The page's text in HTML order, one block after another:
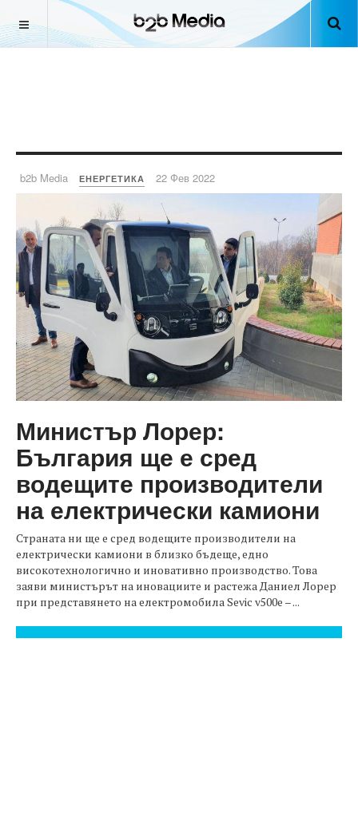
b2b Media ЕНЕРГЕТИКА 22 Фев 2022
Министър Лорер:
България ще е сред
водещите производители
на електрически камиони
Страната ни ще е сред водещите производители на
електрически камиони в близко бъдеще, едно
високотехнологично и иновативно производство. Това
заяви министърът на иновациите и растежа Даниел Лорер
при представянето на електромобила Sevic v500e – ...